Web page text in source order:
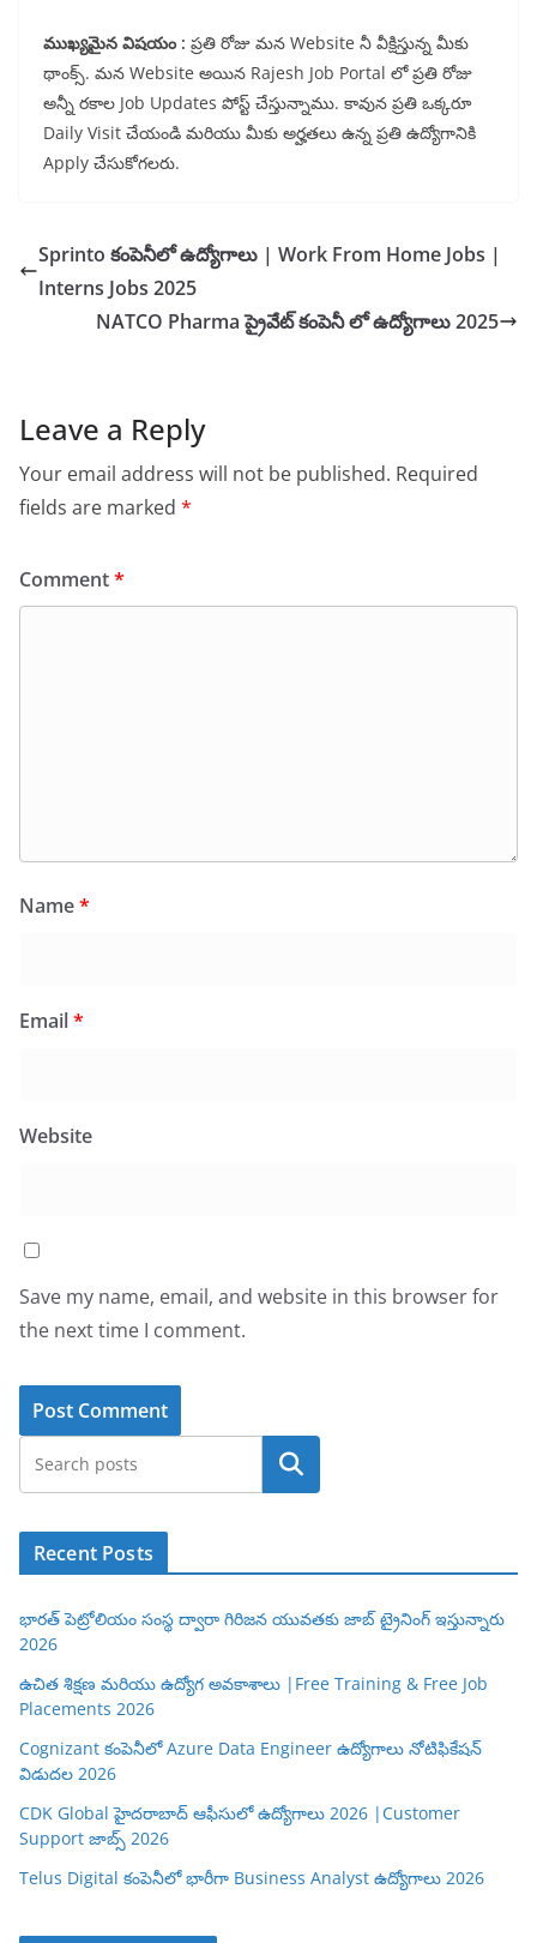
ముఖ్యమైన విషయం : ప్రతి రోజు మన Website నీ వీక్షిస్తున్న మీకు
థాంక్స్. మన Website అయిన Rajesh Job Portal లో ప్రతి రోజు
అన్నీ రకాల Job Updates పోస్ట్ చేస్తున్నాము. కావున ప్రతి ఒక్కరూ
Daily Visit చేయండి మరియు మీకు అర్హతలు ఉన్న ప్రతి ఉద్యోగానికి
Apply చేసుకోగలరు.
Sprinto కంపెనీలో ఉద్యోగాలు | Work From Home Jobs |
Interns Jobs 2025
NATCO Pharma ప్రైవేట్ కంపెనీ లో ఉద్యోగాలు 2025
Leave a Reply
Your email address will not be published. Required
fields are marked *
Comment*
Name*
Email*
Website
Save my name, email, and website in this browser for
the next time I comment.
Search
Recent Posts
భారత్ పెట్రోలియం సంస్థ ద్వారా గిరిజన యువతకు జాబ్ ట్రైనింగ్ ఇస్తున్నారు
2026
ఉచిత శిక్షణ మరియు ఉద్యోగ అవకాశాలు |Free Training & Free Job
Placements 2026
Cognizant కంపెనీలో Azure Data Engineer ఉద్యోగాలు నోటిఫికేషన్
విడుదల 2026
CDK Global హైదరాబాద్ ఆఫీసులో ఉద్యోగాలు 2026 |Customer
Support జాబ్స్ 2026
Telus Digital కంపెనీలో భారీగా Business Analyst ఉద్యోగాలు 2026